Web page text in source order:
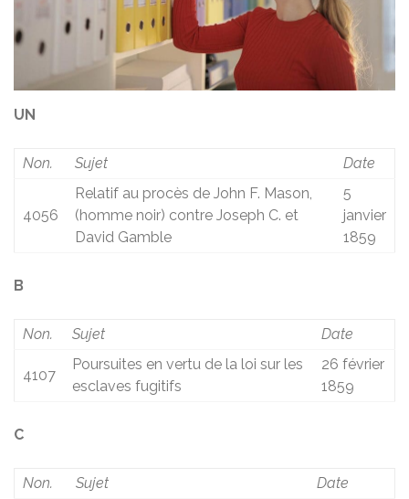
UN
Non. Sujet Date
4056
Relatif au procès de John F. Mason,
(homme noir) contre Joseph C. et
David Gamble
5
janvier
1859
B
Non. Sujet Date
4107
Poursuites en vertu de la loi sur les
esclaves fugitifs
26 février
1859
C
Non. Sujet Date